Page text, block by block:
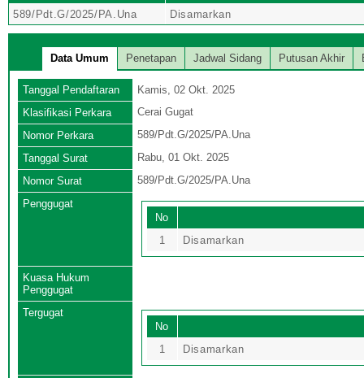
589/Pdt.G/2025/PA.Una
Disamarkan
Data Umum Penetapan Jadwal Sidang Putusan Akhir
Tanggal Pendaftaran
Kamis, 02 Okt. 2025
Klasifikasi Perkara
Cerai Gugat
Nomor Perkara
589/Pdt.G/2025/PA.Una
Tanggal Surat
Rabu, 01 Okt. 2025
Nomor Surat
589/Pdt.G/2025/PA.Una
Penggugat
No
1
Disamarkan
Kuasa Hukum
Penggugat
Tergugat
No
1
Disamarkan